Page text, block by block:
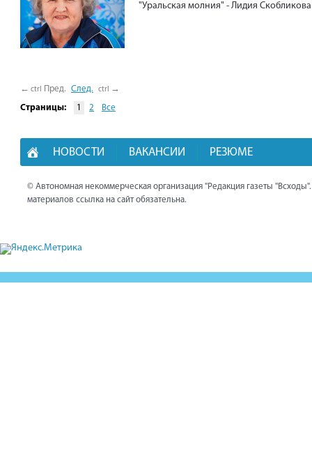
"Уральская молния" - Лидия Скобликова
← ctrl Пред. След. ctrl →
Страницы: 1 2 Все
НОВОСТИ ВАКАНСИИ РЕЗЮМЕ
© Автономная некоммерческая организация "Редакция газеты
материалов ссылка на сайт обязательна.